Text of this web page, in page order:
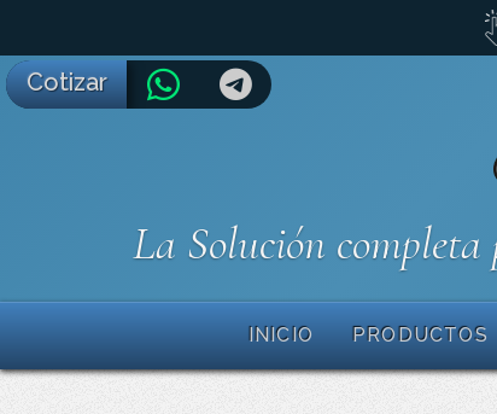
La Solución
INICIO PRODUCTOS
Cotizar